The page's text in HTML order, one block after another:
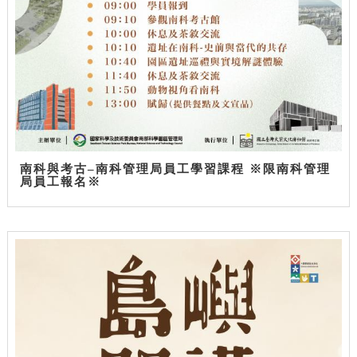
南科與考古–南科管理局員工學習課程 ※限南科管理
局員工報名※